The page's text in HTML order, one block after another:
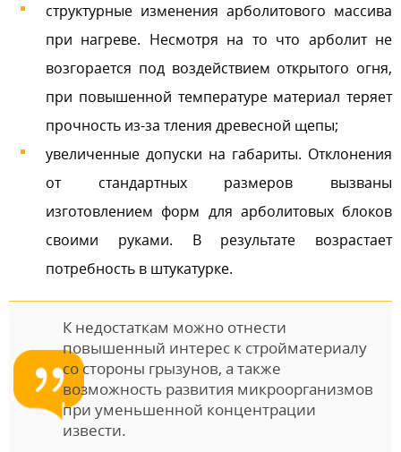
структурные изменения арболитового массива
при нагреве. Несмотря на то что арболит не
возгорается под воздействием открытого огня,
при повышенной температуре материал теряет
прочность из-за тления древесной щепы;
увеличенные допуски на габариты. Отклонения
от стандартных размеров вызваны
изготовлением форм для арболитовых блоков
своими руками. В результате возрастает
потребность в штукатурке.
К недостаткам можно отнести
повышенный интерес к стройматериалу
со стороны грызунов, а также
возможность развития микроорганизмов
при уменьшенной концентрации
извести.